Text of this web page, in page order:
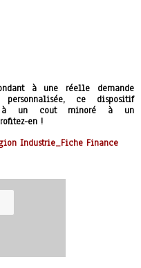
à une réelle demande
personnalisée, ce dispositif
à un cout minoré à un
en !
Industrie_Fiche Finance